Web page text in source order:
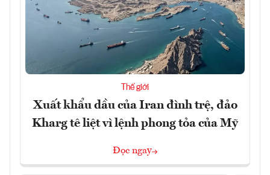
Thế giới
Xuất khẩu dầu của Iran đình trệ, đảo
Kharg tê liệt vì lệnh phong tỏa của Mỹ
Đọc ngay